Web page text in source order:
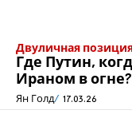
Двуличная
Где Путин,
Ираном в огне?
Ян Голд 17.03.26